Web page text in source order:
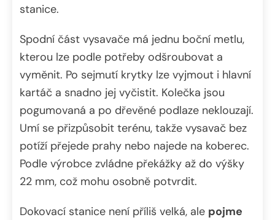
stanice.
Spodní část vysavače má jednu boční metlu,
kterou lze podle potřeby odšroubovat a
vyměnit. Po sejmutí krytky lze vyjmout i hlavní
kartáč a snadno jej vyčistit. Kolečka jsou
pogumovaná a po dřevěné podlaze neklouzají.
Umí se přizpůsobit terénu, takže vysavač bez
potíží přejede prahy nebo najede na koberec.
Podle výrobce zvládne překážky až do výšky
22 mm, což mohu osobně potvrdit.
Dokovací stanice není příliš velká, ale pojme